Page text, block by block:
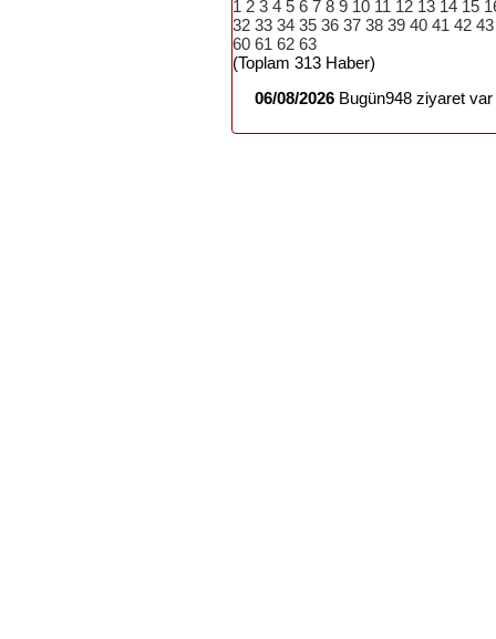
1 2 3 4 5 6 7 8 9 10 11 12 13 14 15
32 33 34 35 36 37 38 39 40 41 42 43
60 61 62 63
(Toplam 313 Haber)
06/08/2026 Bugün948 ziyaret